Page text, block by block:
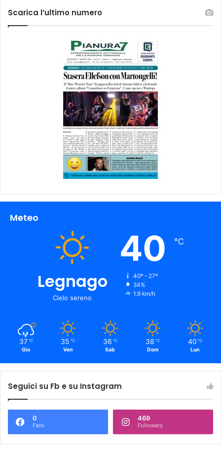
Scarica l’ultimo numero
Meteo
Legnago
Cielo sereno
40 ℃
40º - 27º
34%
1.9 km/h
37 ℃
Gio
35 ℃
Ven
36 ℃
Sab
38 ℃
Dom
40 ℃
Lun
Seguici su Fb e su Instagram
0
Fans
469
Followers